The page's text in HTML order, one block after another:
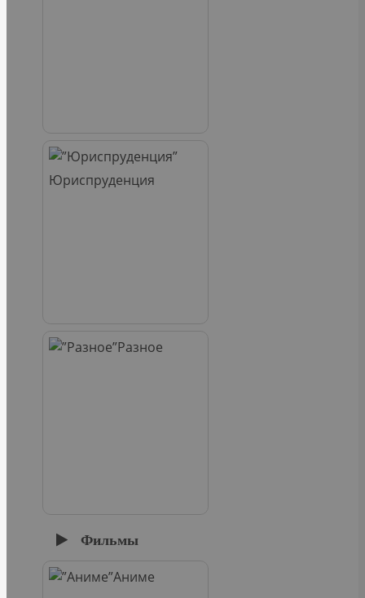
Юриспруденция
Разное
Фильмы
Аниме